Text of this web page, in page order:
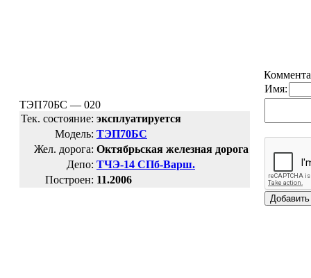
ТЭП70БС — 020
Тек. состояние: эксплуатируется
Модель: ТЭП70БС
Жел. дорога: Октябрьская железная дорога
Депо: ТЧЭ-14 СПб-Варш.
Построен: 11.2006
Имя: